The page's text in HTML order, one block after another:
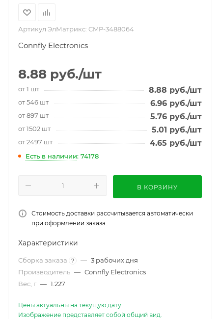
Артикул ЭлМатрикс: CMP-3488064
Connfly Electronics
8.88 руб./шт
от 1 шт 8.88 руб./шт
от 546 шт 6.96 руб./шт
от 897 шт 5.76 руб./шт
от 1502 шт 5.01 руб./шт
от 2497 шт 4.65 руб./шт
Есть в наличии: 74178
В КОРЗИНУ
Стоимость доставки рассчитывается автоматически
при оформлении заказа.
Характеристики
Сборка заказа ? — 3 рабочих дня
Производитель — Connfly Electronics
Вес, г — 1.227
Цены актуальны на текущую дату.
Изображение представляет собой общий вид.